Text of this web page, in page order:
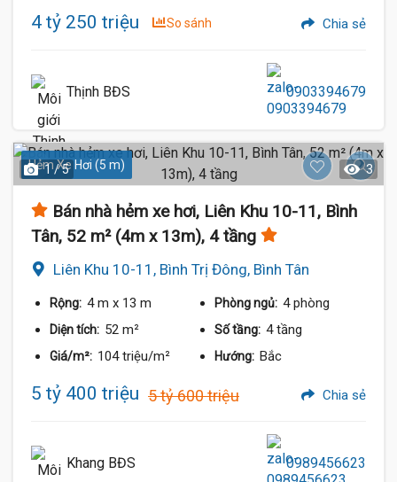
4 tỷ 250 triệu So sánh Chia sẻ
Thịnh BĐS 0903394679
Hẻm Xe Hơi (5 m)
1 / 5 3
Bán nhà hẻm xe hơi, Liên Khu 10-11, Bình
Tân, 52 m² (4m x 13m), 4 tầng
Liên Khu 10-11, Bình Trị Đông, Bình Tân
Rộng: 4 m x 13 m Phòng ngủ: 4 phòng
Diện tích: 52 m² Số tầng: 4 tầng
Giá/m²: 104 triệu/m² Hướng: Bắc
5 tỷ 400 triệu 5 tỷ 600 triệu Chia sẻ
Khang BĐS 0989456623